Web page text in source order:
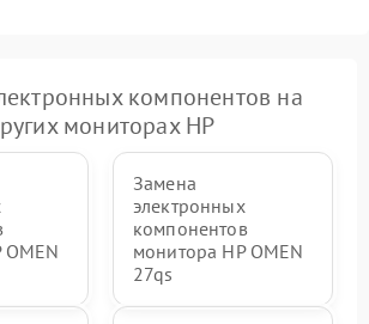
компонентов на
мониторах HP
Замена
электронных
компонентов
монитора HP OMEN
27qs